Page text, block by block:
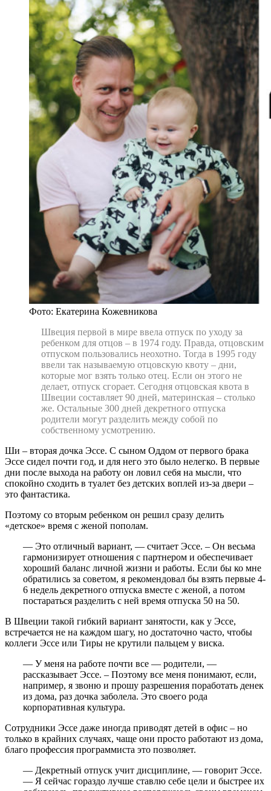
Фото: Екатерина Кожевникова
Швеция первой в мире ввела отпуск по уходу за
ребенком для отцов – в 1974 году. Правда, отцовским
отпуском пользовались неохотно. Тогда в 1995 году
ввели так называемую отцовскую квоту – дни,
которые мог взять только отец. Если он этого не
делает, отпуск сгорает. Сегодня отцовская квота в
Швеции составляет 90 дней, материнская – столько
же. Остальные 300 дней декретного отпуска
родители могут разделить между собой по
собственному усмотрению.
Ши – вторая дочка Эссе. С сыном Оддом от первого брака
Эссе сидел почти год, и для него это было нелегко. В первые
дни после выхода на работу он ловил себя на мысли, что
спокойно сходить в туалет без детских воплей из-за двери –
это фантастика.
Поэтому со вторым ребенком он решил сразу делить
«детское» время с женой пополам.
— Это отличный вариант, — считает Эссе. – Он весьма
гармонизирует отношения с партнером и обеспечивает
хороший баланс личной жизни и работы. Если бы ко мне
обратились за советом, я рекомендовал бы взять первые 4-
6 недель декретного отпуска вместе с женой, а потом
постараться разделить с ней время отпуска 50 на 50.
В Швеции такой гибкий вариант занятости, как у Эссе,
встречается не на каждом шагу, но достаточно часто, чтобы
коллеги Эссе или Тиры не крутили пальцем у виска.
— У меня на работе почти все — родители, —
рассказывает Эссе. – Поэтому все меня понимают, если,
например, я звоню и прошу разрешения поработать денек
из дома, раз дочка заболела. Это своего рода
корпоративная культура.
Сотрудники Эссе даже иногда приводят детей в офис – но
только в крайних случаях, чаще они просто работают из дома,
благо профессия программиста это позволяет.
— Декретный отпуск учит дисциплине, — говорит Эссе.
— Я сейчас гораздо лучше ставлю себе цели и быстрее их